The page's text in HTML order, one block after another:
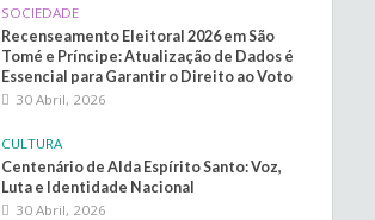
SOCIEDADE
Recenseamento Eleitoral 2026 em São
Tomé e Príncipe: Atualização de Dados é
Essencial para Garantir o Direito ao Voto
30 Abril, 2026
CULTURA
Centenário de Alda Espírito Santo: Voz,
Luta e Identidade Nacional
30 Abril, 2026